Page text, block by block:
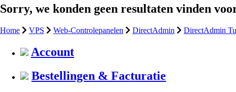
Sorry, we konden geen resultaten vinden
Home VPS Web-Controlepanelen DirectAdmin DirectAdmin
Account
Bestellingen & Facturatie